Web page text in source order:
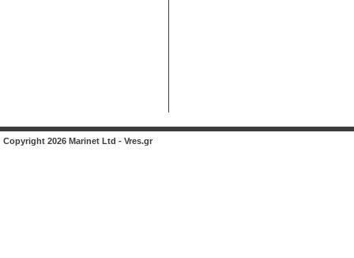
Copyright 2026 Marinet Ltd - Vres.gr